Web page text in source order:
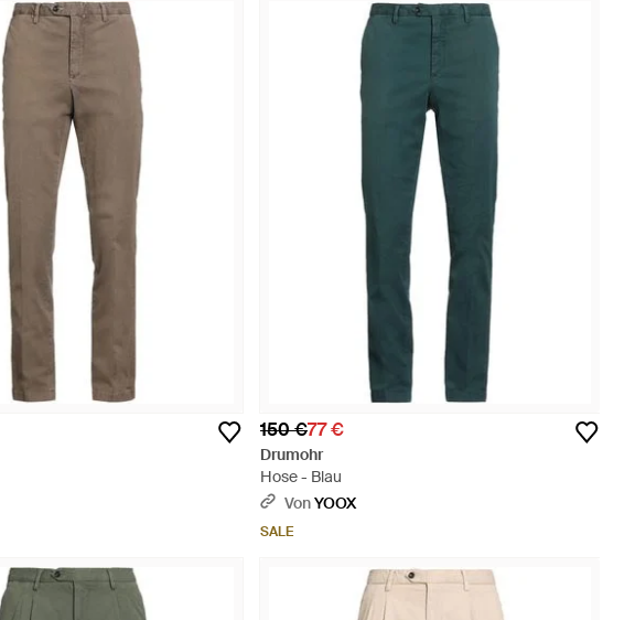
150 €77 €
Drumohr
Hose - Blau
VonYOOX
SALE